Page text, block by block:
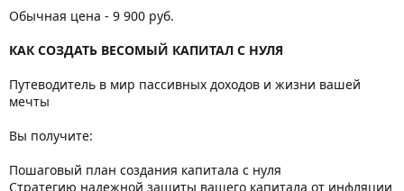
Обычная цена - 9 900 руб.
КАК СОЗДАТЬ ВЕСОМЫЙ КАПИТАЛ С НУЛЯ
Путеводитель в мир пассивных доходов и жизни вашей
мечты
Вы получите:
Пошаговый план создания капитала с нуля
Стратегию надежной защиты вашего капитала от инфляции